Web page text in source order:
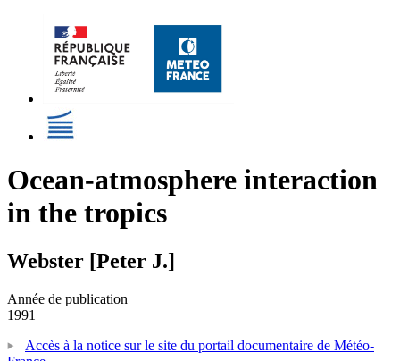
Ocean-atmosphere interaction
in the tropics
Webster [Peter J.]
Année de publication
1991
Accès à la notice sur le site du portail documentaire de Météo-